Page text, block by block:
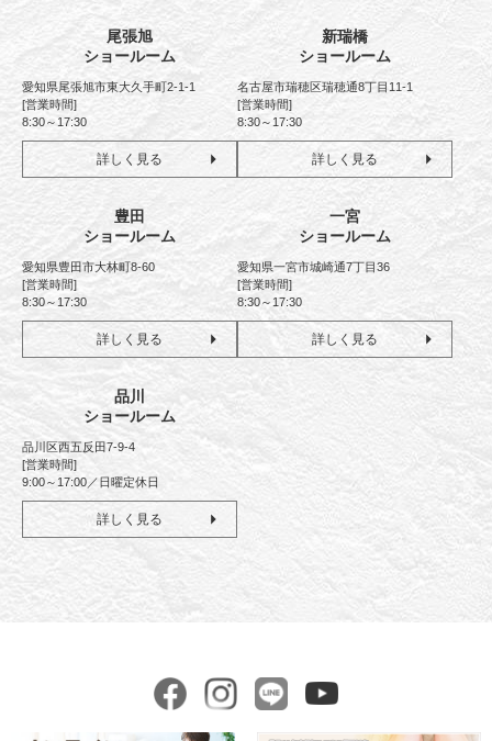
尾張旭
ショールーム
愛知県尾張旭市東大久手町2-1-1
[営業時間]
8:30～17:30
詳しく見る
新瑞橋
ショールーム
名古屋市瑞穂区瑞穂通8丁目11-1
[営業時間]
8:30～17:30
詳しく見る
豊田
ショールーム
愛知県豊田市大林町8-60
[営業時間]
8:30～17:30
詳しく見る
一宮
ショールーム
愛知県一宮市城崎通7丁目36
[営業時間]
8:30～17:30
詳しく見る
品川
ショールーム
品川区西五反田7-9-4
[営業時間]
9:00～17:00／日曜定休日
詳しく見る